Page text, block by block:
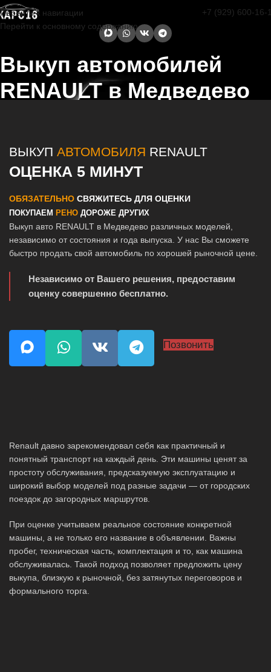
Перейти к навигации
Перейти к основному содержанию
+7 (929) 600-16-
Выкуп автомобилей
RENAULT в Медведево
ВЫКУП АВТОМОБИЛЯ RENAULT
ОЦЕНКА 5 МИНУТ
ОБЯЗАТЕЛЬНО СВЯЖИТЕСЬ ДЛЯ ОЦЕНКИ
ПОКУПАЕМ РЕНО ДОРОЖЕ ДРУГИХ
Выкуп авто RENAULT в Медведево различных моделей,
независимо от состояния и года выпуска. У нас Вы сможете
быстро продать свой автомобиль по хорошей рыночной цене.
Независимо от Вашего решения, предоставим
оценку совершенно бесплатно.
Позвонить
Renault давно зарекомендовал себя как практичный и
понятный транспорт на каждый день. Эти машины ценят за
простоту обслуживания, предсказуемую эксплуатацию и
широкий выбор моделей под разные задачи — от городских
поездок до загородных маршрутов.
При оценке учитываем реальное состояние конкретной
машины, а не только его название в объявлении. Важны
пробег, техническая часть, комплектация и то, как машина
обслуживалась. Такой подход позволяет предложить цену
выкупа, близкую к рыночной, без затянутых переговоров и
формального торга.